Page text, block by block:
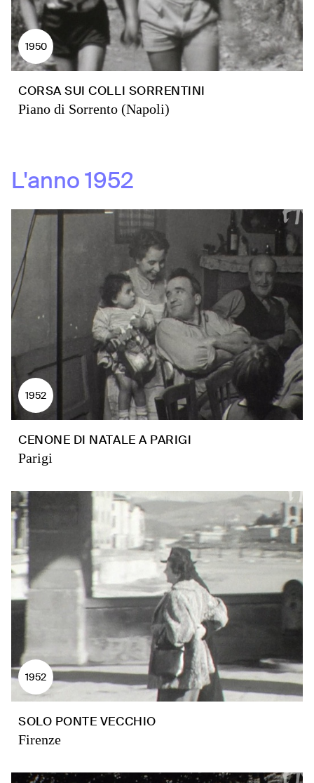
1950
CORSA SUI COLLI SORRENTINI
Piano di Sorrento (Napoli)
L'anno1952
1952
CENONE DI NATALE A PARIGI
Parigi
1952
SOLO PONTE VECCHIO
Firenze